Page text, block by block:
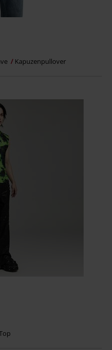
Kapuzenpullover